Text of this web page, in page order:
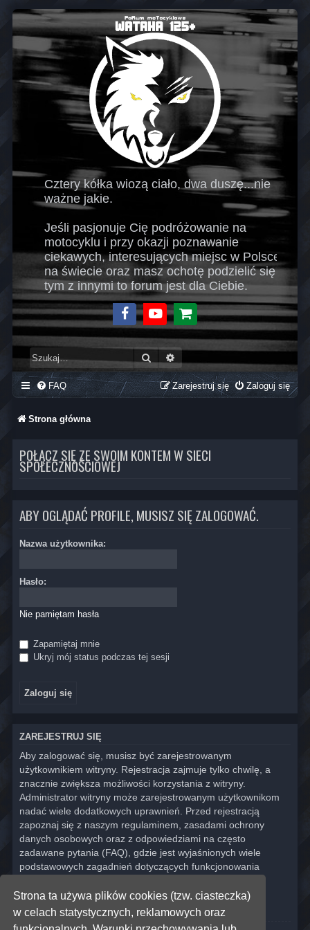
Strona ta używa plików cookies (tzw. ciasteczka)
w celach statystycznych, reklamowych oraz
Cztery kółka wiozą ciało, dwa duszę...nie
ważne jakie.
Jeśli pasjonuje Cię podróżowanie na
motocyklu i przy okazji poznawanie
ciekawych, interesujących miejsc w Polsce i
na świecie oraz masz ochotę podzielić się
tym z innymi to forum jest dla Ciebie.
FacebookYoutubeSklep
Szukaj
FAQ Zaloguj się
Zarejestruj się
Strona główna
POŁĄCZ SIĘ ZE SWOIM KONTEM W SIECI
SPOŁECZNOŚCIOWEJ
ABY OGLĄDAĆ PROFILE, MUSISZ SIĘ ZALOGOWAĆ.
Nazwa użytkownika:
Hasło:
Nie pamiętam hasła
Zapamiętaj mnie
Ukryj mój status podczas tej sesji
ZAREJESTRUJ SIĘ
Aby zalogować się, musisz być zarejestrowanym
użytkownikiem witryny. Rejestracja zajmuje tylko chwilę, a
znacznie zwiększa możliwości korzystania z witryny.
Administrator witryny może zarejestrowanym użytkownikom
nadać wiele dodatkowych uprawnień. Przed rejestracją
zapoznaj się z naszym regulaminem, zasadami ochrony
danych osobowych oraz z odpowiedziami na często
zadawane pytania (FAQ), gdzie jest wyjaśnionych wiele
podstawowych zagadnień dotyczących funkcjonowania
| Zasady ochrony danych osobowych